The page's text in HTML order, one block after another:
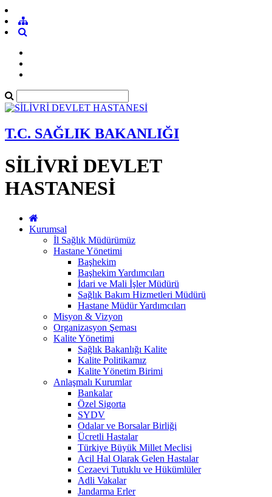
T.C. SAĞLIK BAKANLIĞI
SİLİVRİ DEVLET
HASTANESİ
Kurumsal
İl Sağlık Müdürümüz
Hastane Yönetimi
Başhekim
Başhekim Yardımcıları
İdari ve Mali İşler Müdürü
Sağlık Bakım Hizmetleri Müdürü
Hastane Müdür Yardımcıları
Misyon & Vizyon
Organizasyon Şeması
Kalite Yönetimi
Sağlık Bakanlığı Kalite
Kalite Politikamız
Kalite Yönetim Birimi
Anlaşmalı Kurumlar
Bankalar
Özel Sigorta
SYDV
Odalar ve Borsalar Birliği
Ücretli Hastalar
Türkiye Büyük Millet Meclisi
Acil Hal Olarak Gelen Hastalar
Cezaevi Tutuklu ve Hükümlüler
Adli Vakalar
Jandarma Erler